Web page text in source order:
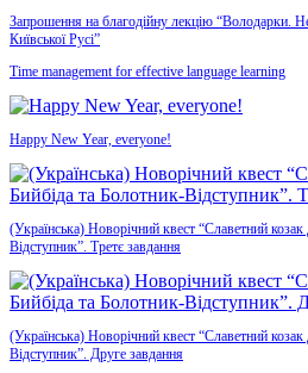
Запрошення на благодійну лекцію “Володарки.
Київської Русі”
Time management for effective language learning
Happy New Year, everyone!
(Українська) Новорічний квест “Славетний
Відступник”. Третє завдання
(Українська) Новорічний квест “Славетний
Відступник”. Друге завдання